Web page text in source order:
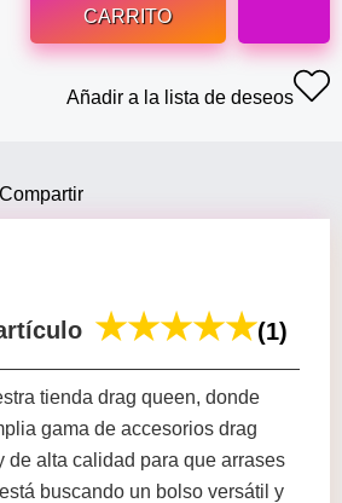
CARRITO
Añadir a la lista de deseos
Compartir
(1)
tienda drag queen, donde
gama de accesorios drag
de alta calidad para que arrases
buscando un bolso versátil y